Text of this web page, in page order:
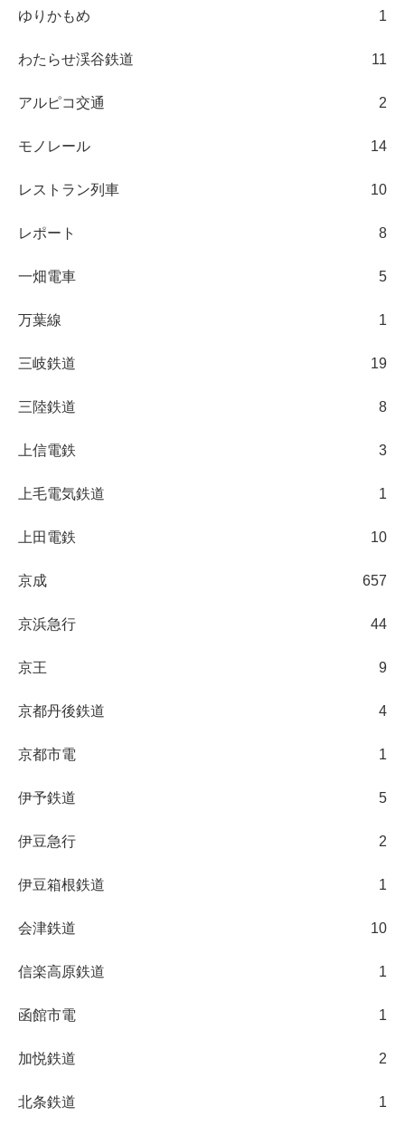
ゆりかもめ 1
わたらせ渓谷鉄道 11
アルピコ交通 2
モノレール 14
レストラン列車 10
レポート 8
一畑電車 5
万葉線 1
三岐鉄道 19
三陸鉄道 8
上信電鉄 3
上毛電気鉄道 1
上田電鉄 10
京成 657
京浜急行 44
京王 9
京都丹後鉄道 4
京都市電 1
伊予鉄道 5
伊豆急行 2
伊豆箱根鉄道 1
会津鉄道 10
信楽高原鉄道 1
函館市電 1
加悦鉄道 2
北条鉄道 1